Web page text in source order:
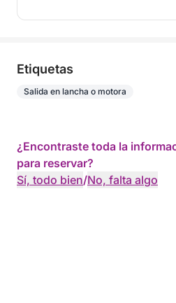
Etiquetas
Salida en lancha o motora
¿Encontraste toda la
para reservar?
Sí, todo bien/No, falta algo